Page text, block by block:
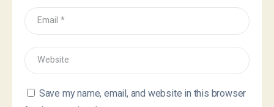
Save my name, email, and website in this browser